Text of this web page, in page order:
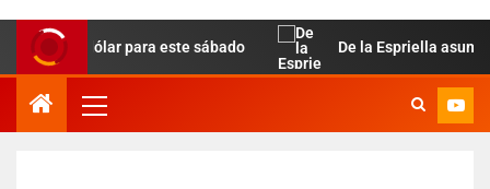
del dólar para este sábado De la Espriella asume en